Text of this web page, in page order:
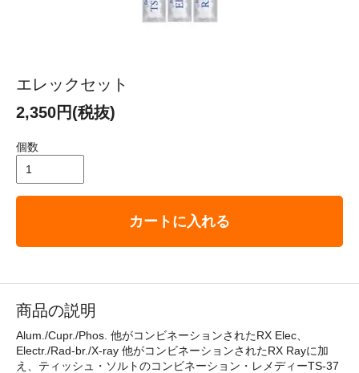
エレックセット
2,350円(税抜)
個数
カートに入れる
商品の説明
Alum./Cupr./Phos. 他がコンビネーションされたRX Elec、
Electr./Rad-br./X-ray 他がコンビネーションされたRX Rayに加
え、ティッシュ・ソルトのコンビネーション・レメディーTS-37